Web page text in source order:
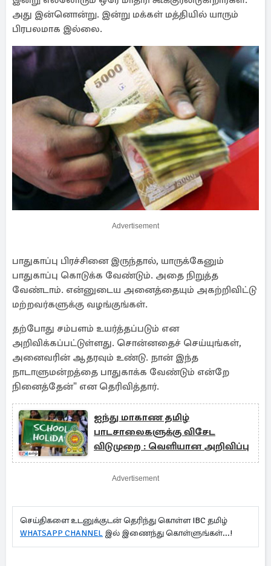
அது இன்னொன்று. இன்று மக்கள் மத்தியில் யாரும்
பிரபலமாக இல்லை.
Advertisement
பாதுகாப்பு பிரச்சினை இருந்தால், யாருக்கேனும்
பாதுகாப்பு கொடுக்க வேண்டும். அதை நிறுத்த
வேண்டாம். என்னுடைய அனைத்தையும் அகற்றிவிட்டு
மற்றவர்களுக்கு வழங்குங்கள்.
தற்போது சம்பளம் உயர்த்தப்படும் என
அறிவிக்கப்பட்டுள்ளது. சொன்னதைச் செய்யுங்கள்,
அனைவரின் ஆதரவும் உண்டு. நான் இந்த
நாடாளுமன்றத்தை பாதுகாக்க வேண்டும் என்றே
நினைத்தேன்" என தெரிவித்தார்.
ஐந்து மாகாண தமிழ்
பாடசாலைகளுக்கு விசேட
விடுமுறை : வெளியான அறிவிப்பு
Advertisement
செய்திகளை உடனுக்குடன் தெரிந்து கொள்ள IBC தமிழ்
WHATSAPP CHANNEL இல் இணைந்து கொள்ளுங்கள்...!